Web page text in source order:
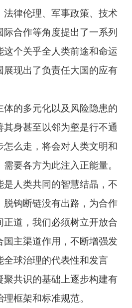
法律伦理、军事政策、技术
合作等角度提出了一系列
这个关乎全人类前途和命运
展现出了负责任大国的应有
的多元化以及风险隐患的
其身甚至以邻为壑是行不通
怎么走，将会对人类文明和
要各方为此注入正能量。
是人类共同的智慧结晶，不
脱钩断链没有出路，为合作
正道，我们必须树立开放合
国主渠道作用，不断增强发
全球治理的代表性和发言
聚共识的基础上逐步构建有
框架和标准规范。